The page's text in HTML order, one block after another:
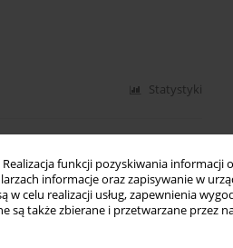
funkcji pozyskiwania informacji
informacje oraz zapisywanie w
celu realizacji usług, zapewnienia
są także zbierane i przetwarzane przez
Statystyki